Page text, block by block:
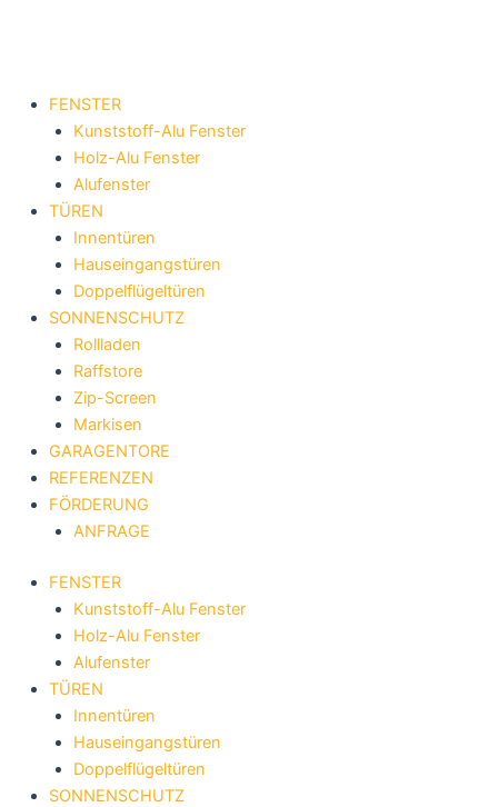
FENSTER
Kunststoff-Alu Fenster
Holz-Alu Fenster
Alufenster
TÜREN
Innentüren
Hauseingangstüren
Doppelflügeltüren
SONNENSCHUTZ
Rollladen
Raffstore
Zip-Screen
Markisen
GARAGENTORE
REFERENZEN
FÖRDERUNG
ANFRAGE
FENSTER
Kunststoff-Alu Fenster
Holz-Alu Fenster
Alufenster
TÜREN
Innentüren
Hauseingangstüren
Doppelflügeltüren
SONNENSCHUTZ